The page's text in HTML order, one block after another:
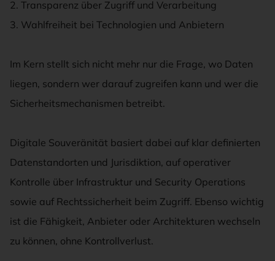
2. Transparenz über Zugriff und Verarbeitung
3. Wahlfreiheit bei Technologien und Anbietern
Im Kern stellt sich nicht mehr nur die Frage, wo Daten
liegen, sondern wer darauf zugreifen kann und wer die
Sicherheitsmechanismen betreibt.
Digitale Souveränität basiert dabei auf klar definierten
Datenstandorten und Jurisdiktion, auf operativer
Kontrolle über Infrastruktur und Security Operations
sowie auf Rechtssicherheit beim Zugriff. Ebenso wichtig
ist die Fähigkeit, Anbieter oder Architekturen wechseln
zu können, ohne Kontrollverlust.